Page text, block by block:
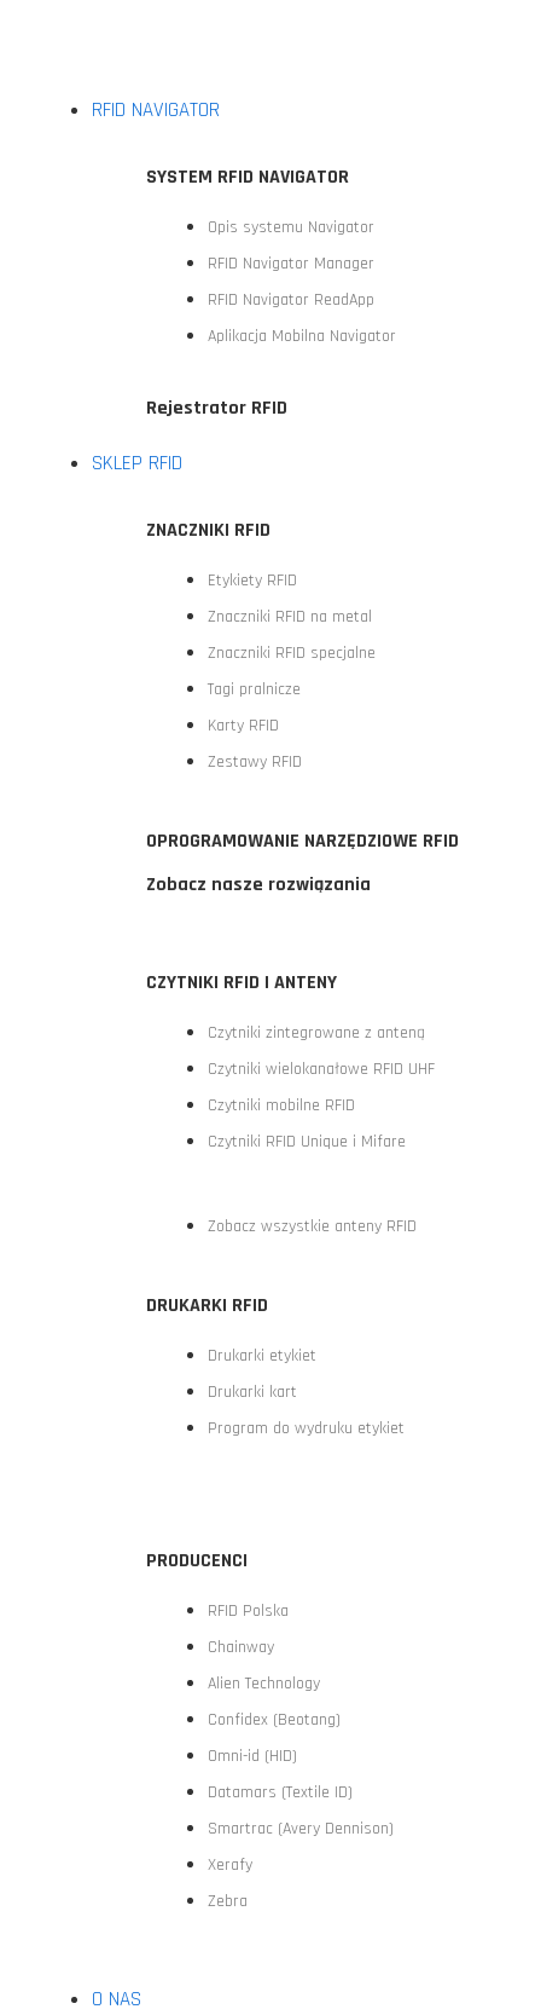
RFID NAVIGATOR
SYSTEM RFID NAVIGATOR
Opis systemu Navigator
RFID Navigator Manager
RFID Navigator ReadApp
Aplikacja Mobilna Navigator
Rejestrator RFID
SKLEP RFID
ZNACZNIKI RFID
Etykiety RFID
Znaczniki RFID na metal
Znaczniki RFID specjalne
Tagi pralnicze
Karty RFID
Zestawy RFID
OPROGRAMOWANIE NARZĘDZIOWE RFID
Zobacz nasze rozwiązania
CZYTNIKI RFID I ANTENY
Czytniki zintegrowane z anteną
Czytniki wielokanałowe RFID UHF
Czytniki mobilne RFID
Czytniki RFID Unique i Mifare
Zobacz wszystkie anteny RFID
DRUKARKI RFID
Drukarki etykiet
Drukarki kart
Program do wydruku etykiet
PRODUCENCI
RFID Polska
Chainway
Alien Technology
Confidex (Beotang)
Omni-id (HID)
Datamars (Textile ID)
Smartrac (Avery Dennison)
Xerafy
Zebra
O NAS